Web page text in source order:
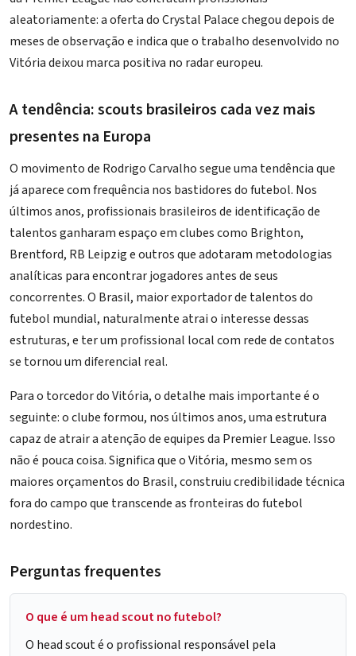
aleatoriamente: a oferta do Crystal Palace chegou depois de
meses de observação e indica que o trabalho desenvolvido no
Vitória deixou marca positiva no radar europeu.
A tendência: scouts brasileiros cada vez mais
presentes na Europa
O movimento de Rodrigo Carvalho segue uma tendência que
já aparece com frequência nos bastidores do futebol. Nos
últimos anos, profissionais brasileiros de identificação de
talentos ganharam espaço em clubes como Brighton,
Brentford, RB Leipzig e outros que adotaram metodologias
analíticas para encontrar jogadores antes de seus
concorrentes. O Brasil, maior exportador de talentos do
futebol mundial, naturalmente atrai o interesse dessas
estruturas, e ter um profissional local com rede de contatos
se tornou um diferencial real.
Para o torcedor do Vitória, o detalhe mais importante é o
seguinte: o clube formou, nos últimos anos, uma estrutura
capaz de atrair a atenção de equipes da Premier League. Isso
não é pouca coisa. Significa que o Vitória, mesmo sem os
maiores orçamentos do Brasil, construiu credibilidade técnica
fora do campo que transcende as fronteiras do futebol
nordestino.
Perguntas frequentes
O que é um head scout no futebol?
O head scout é o profissional responsável pela